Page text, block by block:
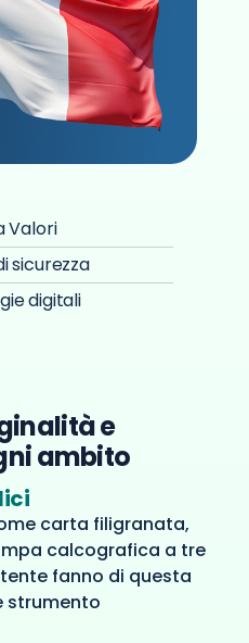
Valori
sicurezza
digitali
e
ambito
carta filigranata,
calcografica a tre
fanno di questa
strumento